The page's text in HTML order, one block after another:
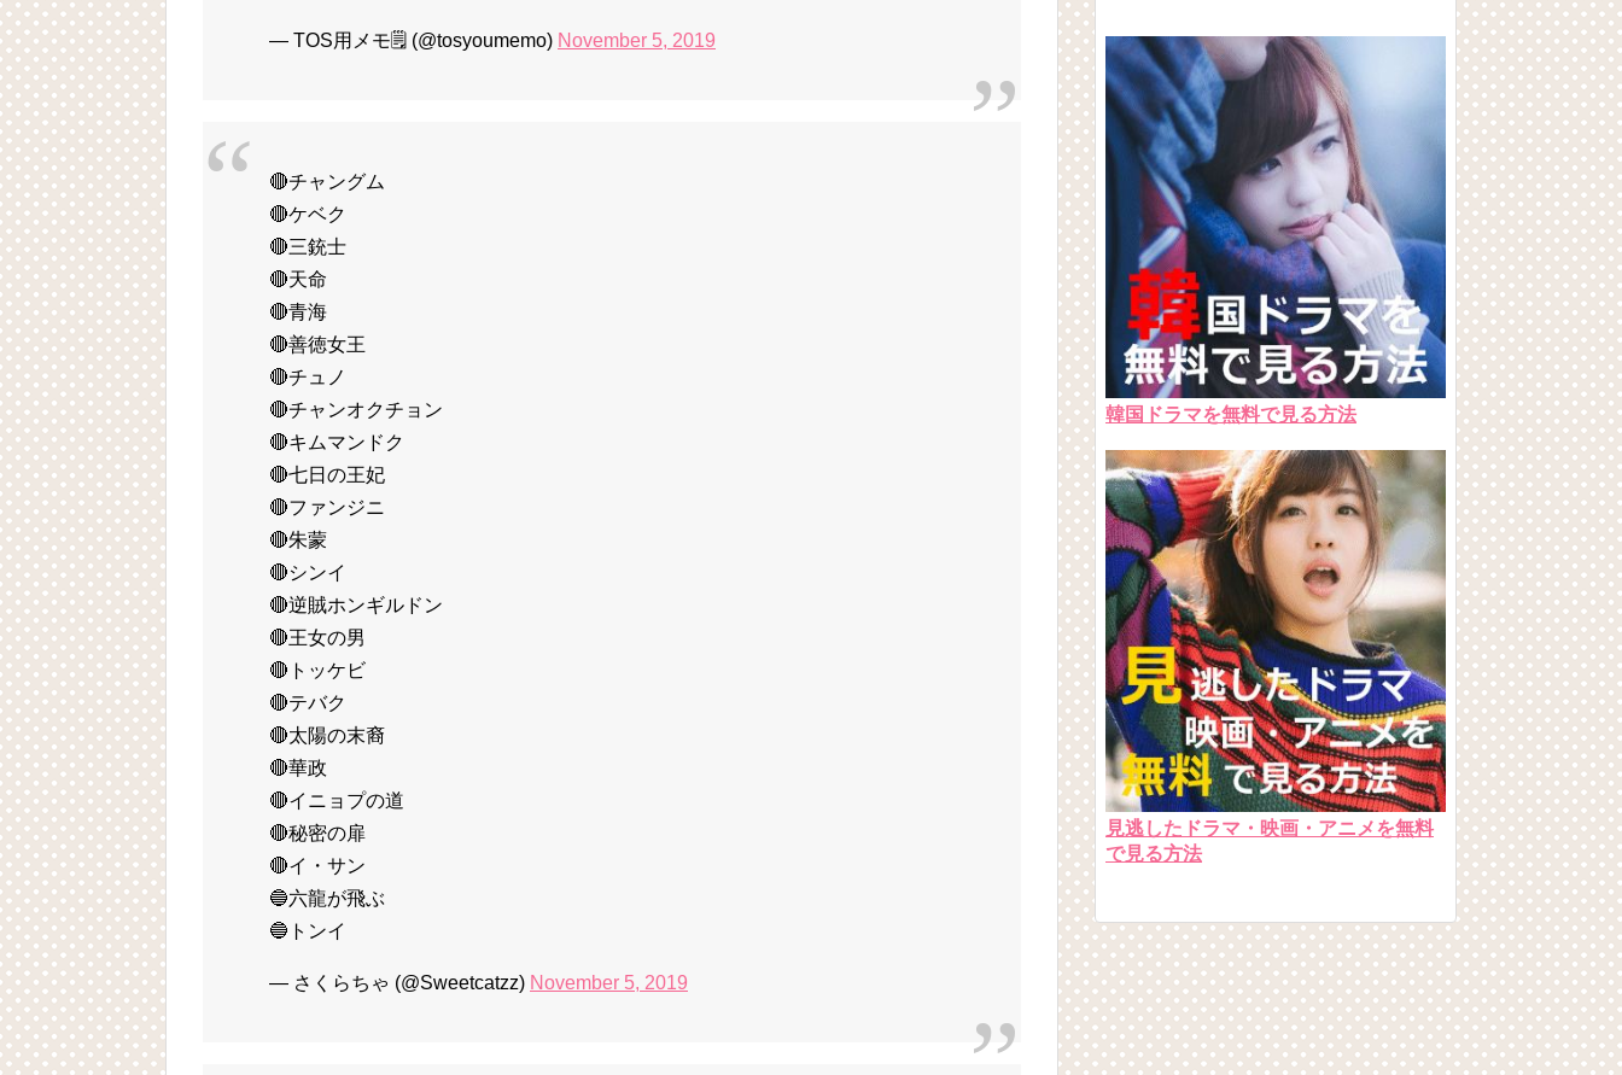
— TOS用メモ🗒️ (@tosyoumemo) November 5, 2019
🔴チャングム
🔴ケベク
🔴三銃士
🔴天命
🔴青海
🔴善徳女王
🔴チュノ
🔴チャンオクチョン
🔴キムマンドク
🔴七日の王妃
🔴ファンジニ
🔴朱蒙
🔴シンイ
🔴逆賊ホンギルドン
🔴王女の男
🔴トッケビ
🔴テバク
🔴太陽の末裔
🔴華政
🔴イニョプの道
🔴秘密の扉
🔴イ・サン
🔵六龍が飛ぶ
🔵トンイ
— さくらちゃ (@Sweetcatzz) November 5, 2019
韓国ドラマを無料で見る方法
見逃したドラマ・映画・アニメを無料
で見る方法